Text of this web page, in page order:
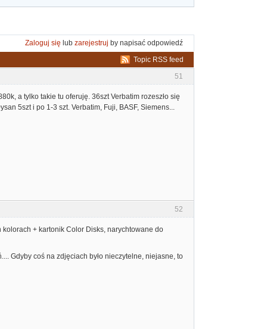
Zaloguj się lub zarejestruj by napisać odpowiedź
Topic RSS feed
51
a tylko takie tu oferuję. 36szt Verbatim rozeszło się
5szt i po 1-3 szt. Verbatim, Fuji, BASF, Siemens...
52
+ kartonik Color Disks, narychtowane do
Gdyby coś na zdjęciach było nieczytelne, niejasne, to